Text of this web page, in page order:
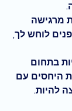
מרגישה
לוחש לך,
בתחום
היחסים עם
להיות.